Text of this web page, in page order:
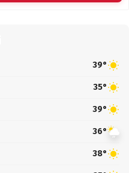
39°
35°
39°
36°
38°